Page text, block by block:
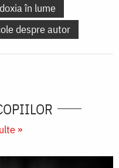
în lume
despre autor
»